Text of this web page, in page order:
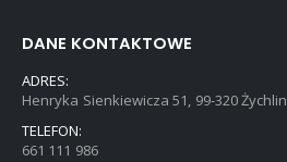
DANE KONTAKTOWE
ADRES:
Henryka Sienkiewicza 51, 99-320 Żychlin
TELEFON:
661 111 986